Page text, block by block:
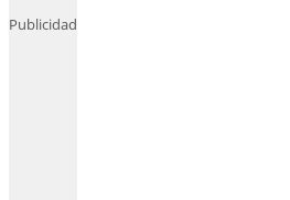
Publicidad